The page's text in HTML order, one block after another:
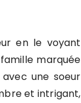
en le voyant
marquée
une soeur
et intrigant,